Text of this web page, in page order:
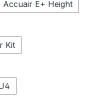
Accuair E+ Height
Kit